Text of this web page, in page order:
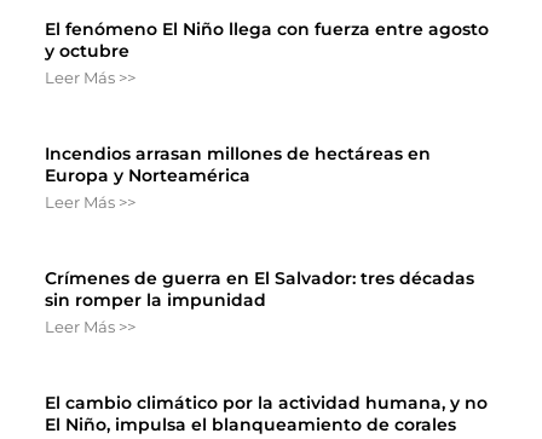
El fenómeno El Niño llega con fuerza entre agosto
y octubre
Leer Más >>
Incendios arrasan millones de hectáreas en
Europa y Norteamérica
Leer Más >>
Crímenes de guerra en El Salvador: tres décadas
sin romper la impunidad
Leer Más >>
El cambio climático por la actividad humana, y no
El Niño, impulsa el blanqueamiento de corales